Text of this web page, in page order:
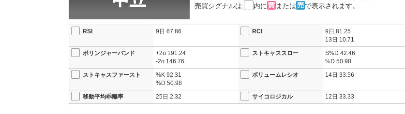
売買シグナルは
内に または で表示されます。
RSI 9日 67.86 RCI 9日 81.25
13日 10.71
ボリンジャーバンド
+2σ 191.24
-2σ 146.76
ストキャススロー S%D 42.46
%D 50.98
ストキャスファースト
%K 92.31
%D 50.98
ボリュームレシオ 14日 33.56
移動平均乖離率 25日 2.32 サイコロジカル 12日 33.33